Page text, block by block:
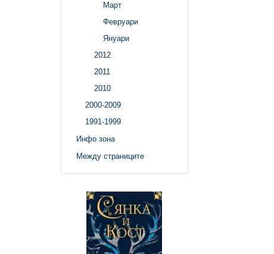
Март
Февруари
Януари
2012
2011
2010
2000-2009
1991-1999
Инфо зона
Между страниците